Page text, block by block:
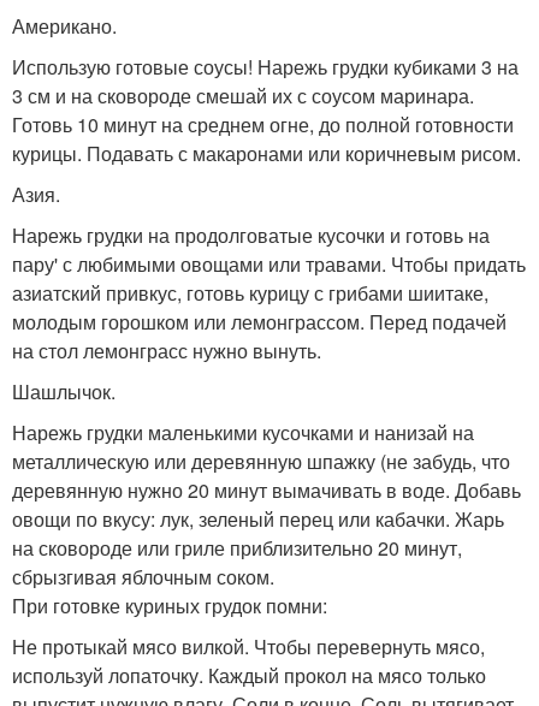
Американо.
Использую готовые соусы! Нарежь грудки кубиками 3 на
3 см и на сковороде смешай их с соусом маринара.
Готовь 10 минут на среднем огне, до полной готовности
курицы. Подавать с макаронами или коричневым рисом.
Азия.
Нарежь грудки на продолговатые кусочки и готовь на
пару' с любимыми овощами или травами. Чтобы придать
азиатский привкус, готовь курицу с грибами шиитаке,
молодым горошком или лемонграссом. Перед подачей
на стол лемонграсс нужно вынуть.
Шашлычок.
Нарежь грудки маленькими кусочками и нанизай на
металлическую или деревянную шпажку (не забудь, что
деревянную нужно 20 минут вымачивать в воде. Добавь
овощи по вкусу: лук, зеленый перец или кабачки. Жарь
на сковороде или гриле приблизительно 20 минут,
сбрызгивая яблочным соком.
При готовке куриных грудок помни:
Не протыкай мясо вилкой. Чтобы перевернуть мясо,
используй лопаточку. Каждый прокол на мясо только